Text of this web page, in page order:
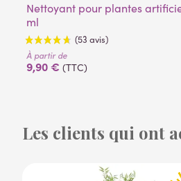
Nettoyant pour plantes artificielles 500
ml
À partir de
9,90 € (TTC)
Les clients qui ont